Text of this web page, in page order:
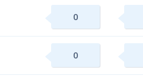
0
0